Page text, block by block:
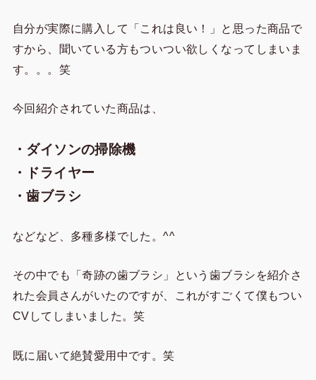
自分が実際に購入して「これは良い！」と思った商品で
すから、聞いている方もついつい欲しくなってしまいま
す。。。笑
今回紹介されていた商品は、
・ダイソンの掃除機
・ドライヤー
・歯ブラシ
などなど、多種多様でした。^^
その中でも「奇跡の歯ブラシ」という歯ブラシを紹介さ
れた会員さんがいたのですが、これがすごくて僕もつい
CVしてしまいました。笑
既に届いて絶賛愛用中です。笑